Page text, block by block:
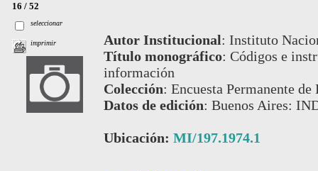
16 / 52
seleccionar
imprimir Autor Institucional: Instituto
Título monográfico: Códigos e
información
Colección: Encuesta Permanente de
Datos de edición: Buenos Aires:
Ubicación: MI/197.1974.1